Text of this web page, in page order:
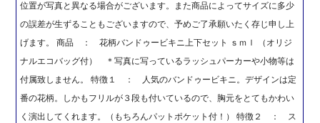
位置が写真と異なる場合がございます。また商品によってサイズに多少
の誤差が生ずることもございますので、予めご了承願いたく存じ申し上
げます。 商品 ： 花柄バンドゥービキニ上下セット ｓｍｌ （オリジ
ナルエコバッグ付） ＊写真に写っているラッシュパーカーや小物等は
付属致しません。 特徴１ ： 人気のバンドゥービキニ。デザインは定
番の花柄。しかもフリルが３段も付いているので、胸元をとてもかわい
く演出してくれます。（もちろんパットポケット付！） 特徴２ ： ス